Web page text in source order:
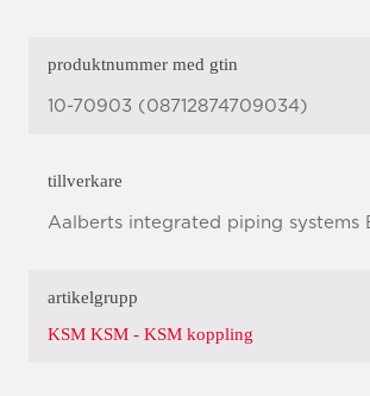
produktnummer med gtin
10-70903 (08712874709034)
tillverkare
Aalberts integrated piping systems
artikelgrupp
KSM KSM - KSM koppling